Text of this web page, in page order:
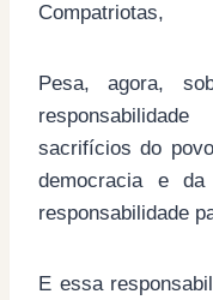
Compatriotas,
Pesa, agora,
sacrifícios do
democracia e
responsabilidade
E essa